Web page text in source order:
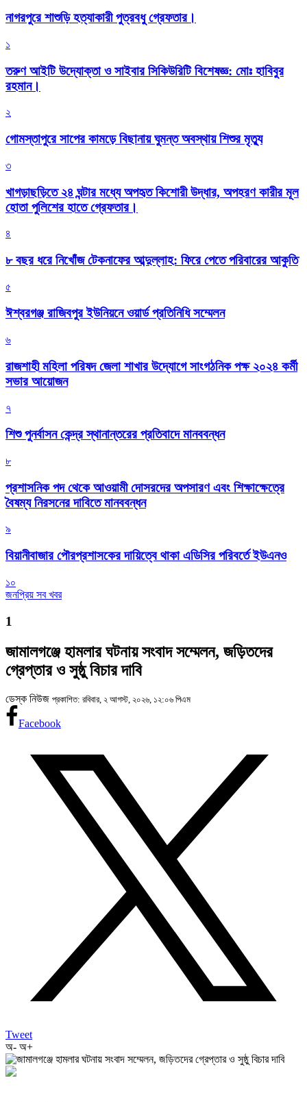
নাগরপুরে শাশুড়ি হত্যাকারী পুত্রবধু গ্রেফতার।
১
তরুণ আইটি উদ্যোক্তা ও সাইবার সিকিউরিটি বিশেষজ্ঞ: মোঃ হাবিবুর
রহমান।
২
গোমস্তাপুরে সাপের কামড়ে বিছানায় ঘুমন্ত অবস্থায় শিশুর মৃত্যু
৩
খাগড়াছড়িতে ২৪ ঘন্টার মধ্যে অপহৃত কিশোরী উদ্ধার, অপহরণ কারীর মূল
হোতা পুলিশের হাতে গ্রেফতার।
৪
৮ বছর ধরে নিখোঁজ টেকনাফের আব্দুল্লাহ: ফিরে পেতে পরিবারের আকুতি
৫
ঈশ্বরগঞ্জ রাজিবপুর ইউনিয়নে ওয়ার্ড প্রতিনিধি সম্মেলন
৬
রাজশাহী মহিলা পরিষদ জেলা শাখার উদ্যোগে সাংগঠনিক পক্ষ ২০২৪ কর্মী
সভার আয়োজন
৭
শিশু পুনর্বাসন কেন্দ্র স্থানান্তরের প্রতিবাদে মানববন্ধন
৮
প্রশাসনিক পদ থেকে আওয়ামী দোসরদের অপসারণ এবং শিক্ষাক্ষেত্রে
বৈষম্য নিরসনের দাবিতে মানববন্ধন
৯
বিয়ানীবাজার পৌরপ্রশাসকের দায়িত্বে থাকা এডিসির পরিবর্তে ইউএনও
১০
জনপ্রিয় সব খবর
1
জামালগঞ্জে হামলার ঘটনায় সংবাদ সম্মেলন, জড়িতদের
গ্রেপ্তার ও সুষ্ঠু বিচার দাবি
ডেস্ক নিউজ প্রকাশিত: রবিবার, ২ আগস্ট, ২০২৬, ১২:০৬ পিএম
Facebook
Tweet
অ- অ+